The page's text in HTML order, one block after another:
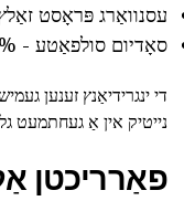
עסנוואַרג פּראָסט זאַלץ -
סאָדיום סולפאַטע - 4%.
די ינגרידיאַנץ זענען
נייטיק אין אַ געחתמעט
פאַרריכטן